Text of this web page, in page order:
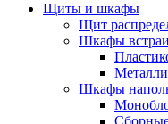
Щиты и шкафы
Щит
Шкафы
Шкафы